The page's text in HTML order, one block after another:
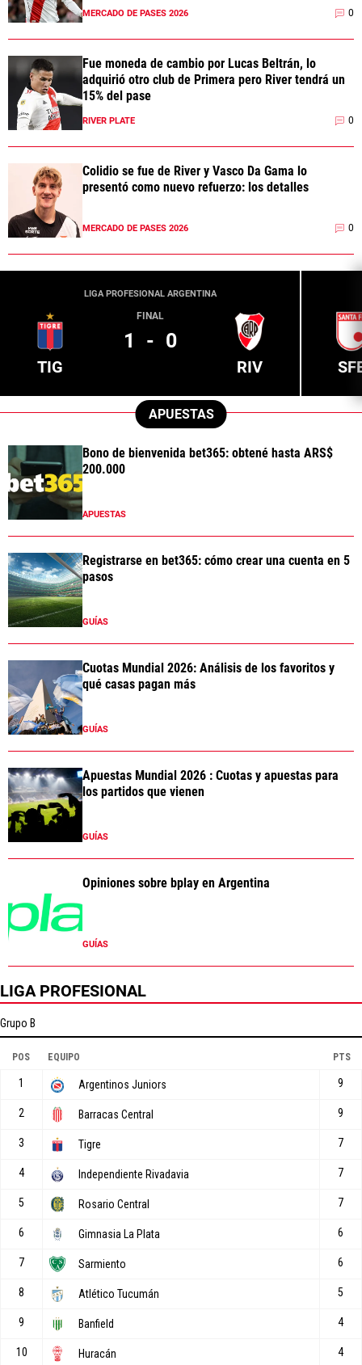
MERCADO DE PASES 2026 0
Fue moneda de cambio por Lucas Beltrán, lo
adquirió otro club de Primera pero River tendrá un
15% del pase
RIVER PLATE 0
Colidio se fue de River y Vasco Da Gama lo
presentó como nuevo refuerzo: los detalles
MERCADO DE PASES 2026 0
LIGA PROFESIONAL ARGENTINA
TIG
FINAL
1 - 0
RIV
APUESTAS
Bono de bienvenida bet365: obtené hasta ARS$
200.000
APUESTAS
Registrarse en bet365: cómo crear una cuenta en 5
pasos
GUÍAS
Cuotas Mundial 2026: Análisis de los favoritos y
qué casas pagan más
GUÍAS
Apuestas Mundial 2026 : Cuotas y apuestas para
los partidos que vienen
GUÍAS
Opiniones sobre bplay en Argentina
GUÍAS
LIGA PROFESIONAL